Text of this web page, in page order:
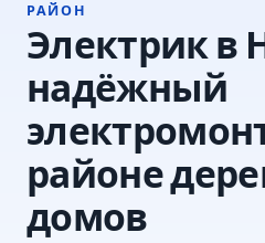
РАЙОН
Электрик в
надёжный
районе
домов